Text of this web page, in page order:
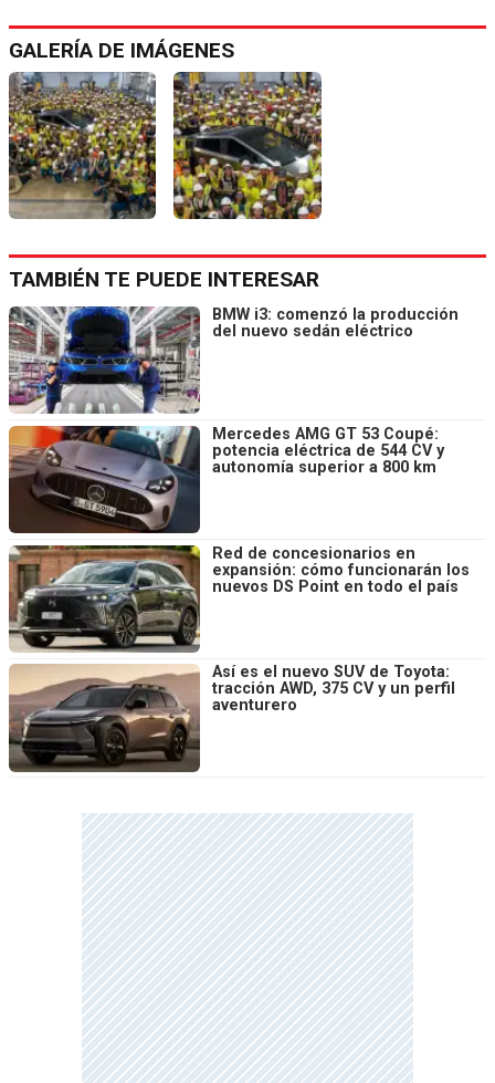
GALERÍA DE IMÁGENES
TAMBIÉN TE PUEDE INTERESAR
BMW i3: comenzó la producción
del nuevo sedán eléctrico
Mercedes AMG GT 53 Coupé:
potencia eléctrica de 544 CV y
autonomía superior a 800 km
Red de concesionarios en
expansión: cómo funcionarán los
nuevos DS Point en todo el país
Así es el nuevo SUV de Toyota:
tracción AWD, 375 CV y un perfil
aventurero